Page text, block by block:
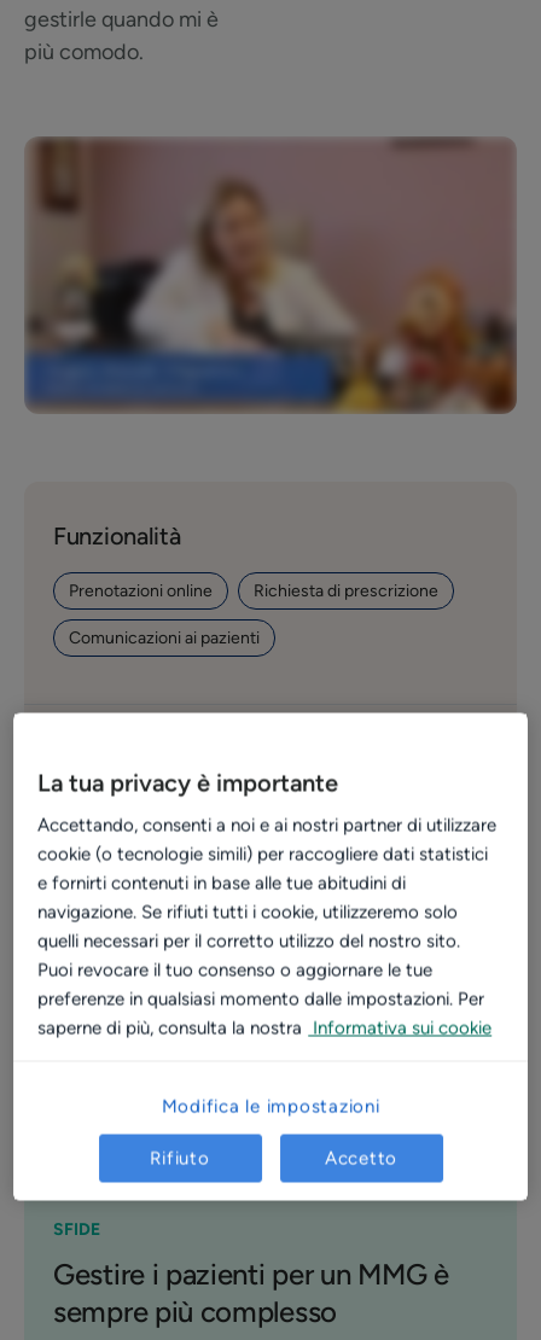
gestirle quando mi è
più comodo.
Funzionalità
Prenotazioni online Richiesta di prescrizione
Comunicazioni ai pazienti
85%
~ 90%
prenotazioni fuori dall'orario di ricevimento
90%
visite prenotate online
SFIDE
Gestire i pazienti per un MMG è
sempre più complesso
La tua privacy è importante
Accettando, consenti a noi e ai nostri partner di utilizzare
cookie (o tecnologie simili) per raccogliere dati statistici
e fornirti contenuti in base alle tue abitudini di
navigazione. Se rifiuti tutti i cookie, utilizzeremo solo
quelli necessari per il corretto utilizzo del nostro sito.
Puoi revocare il tuo consenso o aggiornare le tue
preferenze in qualsiasi momento dalle impostazioni. Per
saperne di più, consulta la nostra
Informativa sui cookie
Modifica le impostazioni
Rifiuto Accetto